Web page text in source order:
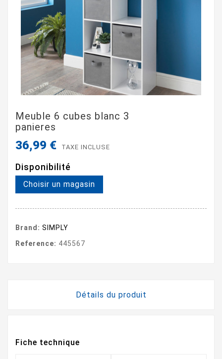
Meuble 6 cubes blanc 3
panieres
36,99 € TAXE INCLUSE
Disponibilité
Choisir un magasin
Brand: SIMPLY
Reference: 445567
Détails du produit
Fiche technique